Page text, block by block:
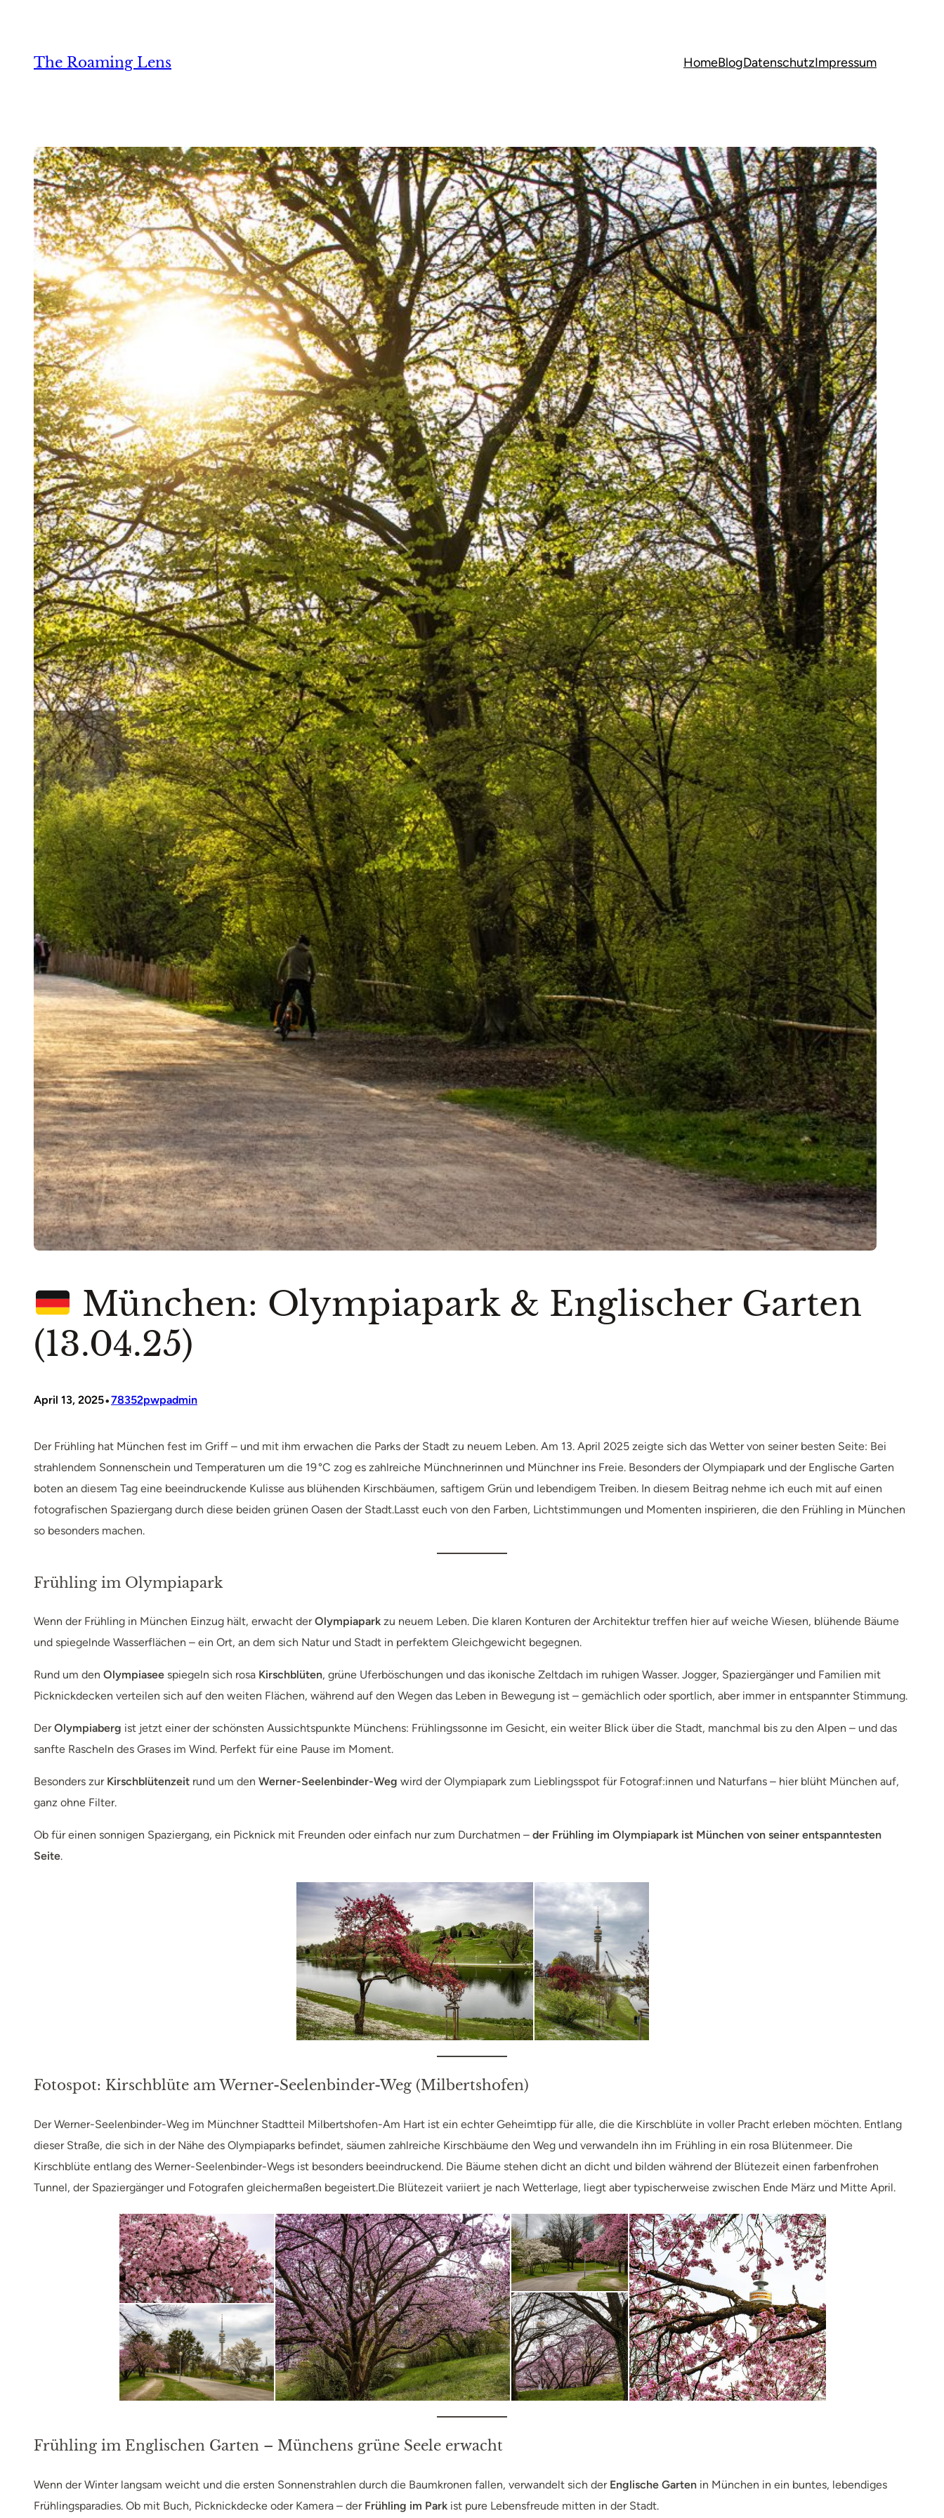
springen
The Roaming Lens HomeBlogDatenschutzImpressum
München: Olympiapark & Englischer Garten
(13.04.25)
April 13, 2025•78352pwpadmin
Der Frühling hat München fest im Griff – und mit ihm erwachen die Parks der Stadt zu neuem Leben. Am 13. April 2025 zeigte sich das Wetter von seiner besten Seite: Bei
strahlendem Sonnenschein und Temperaturen um die 19 °C zog es zahlreiche Münchnerinnen und Münchner ins Freie. Besonders der Olympiapark und der Englische Garten
boten an diesem Tag eine beeindruckende Kulisse aus blühenden Kirschbäumen, saftigem Grün und lebendigem Treiben.​ In diesem Beitrag nehme ich euch mit auf einen
fotografischen Spaziergang durch diese beiden grünen Oasen der Stadt.Lasst euch von den Farben, Lichtstimmungen und Momenten inspirieren, die den Frühling in München
so besonders machen.​
Frühling im Olympiapark
Wenn der Frühling in München Einzug hält, erwacht derOlympiapark zu neuem Leben. Die klaren Konturen der Architektur treffen hier auf weiche Wiesen, blühende Bäume
und spiegelnde Wasserflächen – ein Ort, an dem sich Natur und Stadt in perfektem Gleichgewicht begegnen.
Rund um den Olympiasee spiegeln sich rosa Kirschblüten, grüne Uferböschungen und das ikonische Zeltdach im ruhigen Wasser. Jogger, Spaziergänger und Familien mit
Picknickdecken verteilen sich auf den weiten Flächen, während auf den Wegen das Leben in Bewegung ist – gemächlich oder sportlich, aber immer in entspannter Stimmung.
DerOlympiaberg ist jetzt einer der schönsten Aussichtspunkte Münchens: Frühlingssonne im Gesicht, ein weiter Blick über die Stadt, manchmal bis zu den Alpen – und das
sanfte Rascheln des Grases im Wind. Perfekt für eine Pause im Moment.
Besonders zur Kirschblütenzeit rund um den Werner-Seelenbinder-Weg wird der Olympiapark zum Lieblingsspot für Fotograf:innen und Naturfans – hier blüht München auf,
ganz ohne Filter.
Ob für einen sonnigen Spaziergang, ein Picknick mit Freunden oder einfach nur zum Durchatmen – der Frühling im Olympiapark ist München von seiner entspanntesten
Seite.
Fotospot: Kirschblüte am Werner-Seelenbinder-Weg (Milbertshofen)
Der Werner-Seelenbinder-Weg im Münchner Stadtteil Milbertshofen-Am Hart ist ein echter Geheimtipp für alle, die die Kirschblüte in voller Pracht erleben möchten. Entlang
dieser Straße, die sich in der Nähe des Olympiaparks befindet, säumen zahlreiche Kirschbäume den Weg und verwandeln ihn im Frühling in ein rosa Blütenmeer.​ Die
Kirschblüte entlang des Werner-Seelenbinder-Wegs ist besonders beeindruckend. Die Bäume stehen dicht an dicht und bilden während der Blütezeit einen farbenfrohen
Tunnel, der Spaziergänger und Fotografen gleichermaßen begeistert.Die Blütezeit variiert je nach Wetterlage, liegt aber typischerweise zwischen Ende März und Mitte April.​
Frühling im Englischen Garten – Münchens grüne Seele erwacht
Wenn der Winter langsam weicht und die ersten Sonnenstrahlen durch die Baumkronen fallen, verwandelt sich der Englische Garten in München in ein buntes, lebendiges
Frühlingsparadies. Ob mit Buch, Picknickdecke oder Kamera – der Frühling im Park ist pure Lebensfreude mitten in der Stadt.